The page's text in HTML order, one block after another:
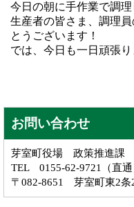
今日の朝に手作業で調理
生産者の皆さま、調理
とうございます！
では、今日も一日頑張り
お問い合わせ
芽室町役場 政策推進課
TEL 0155-62-9721（直通
〒082-8651 芽室町東2条